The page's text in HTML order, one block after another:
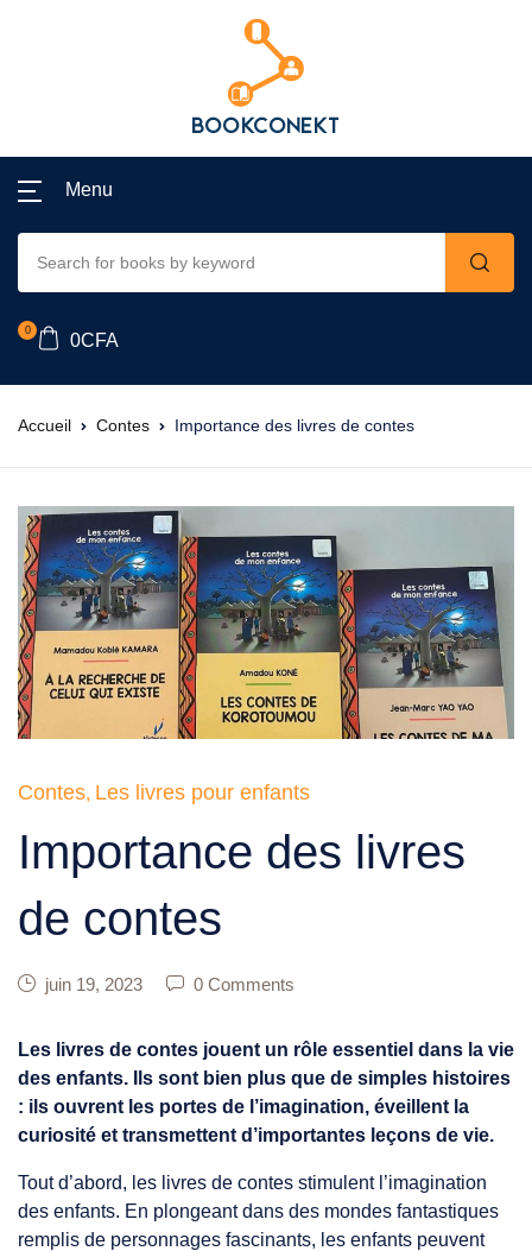
Menu
0
0CFA
Accueil Contes Importance des livres de contes
Contes, Les livres pour enfants
Importance des livres
de contes
juin 19, 2023 0 Comments
Les livres de contes jouent un rôle essentiel dans la vie
des enfants. Ils sont bien plus que de simples histoires
: ils ouvrent les portes de l’imagination, éveillent la
curiosité et transmettent d’importantes leçons de vie.
Tout d’abord, les livres de contes stimulent l’imagination
des enfants. En plongeant dans des mondes fantastiques
remplis de personnages fascinants, les enfants peuvent